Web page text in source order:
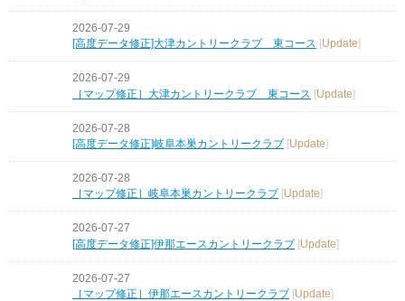
2026-07-29
[高度データ修正]大津カントリークラブ 東コース [Update]
2026-07-29
［マップ修正］大津カントリークラブ 東コース [Update]
2026-07-28
[高度データ修正]岐阜本巣カントリークラブ [Update]
2026-07-28
［マップ修正］岐阜本巣カントリークラブ
Update
2026-07-27
[高度データ修正]伊那エースカントリークラブ [Update]
2026-07-27
［マップ修正］伊那エースカントリークラブ
Update